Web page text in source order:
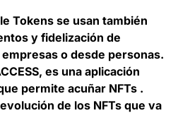
Tokens se usan también
y fidelización de
o desde personas.
es una aplicación
permite acuñar NFTs .
de los NFTs que va